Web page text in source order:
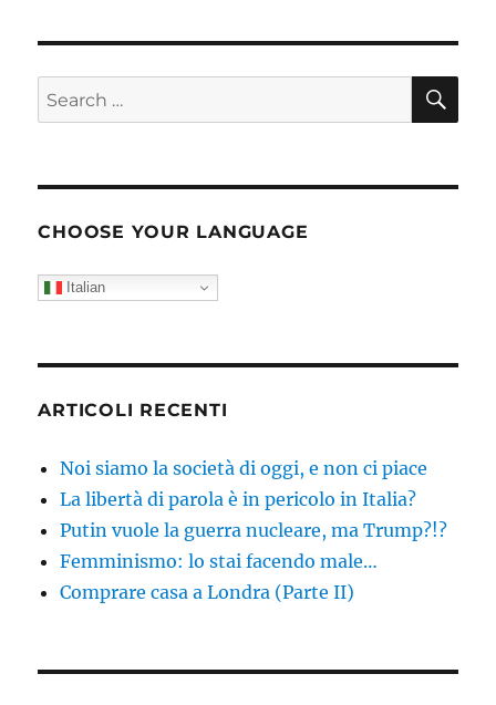
adam
(Star
Wars
Search
for:
CHOOSE YOUR LANGUAGE
Italian
ARTICOLI RECENTI
Noi siamo la società di oggi, e non ci piace
La libertà di parola è in pericolo in Italia?
Putin vuole la guerra nucleare, ma Trump?!?
Femminismo: lo stai facendo male…
Comprare casa a Londra (Parte II)